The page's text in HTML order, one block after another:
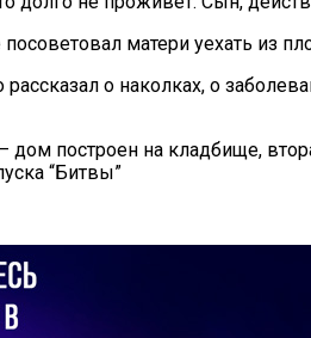
матери уехать из
о наколках, о
построен на кладбище,
“Битвы”